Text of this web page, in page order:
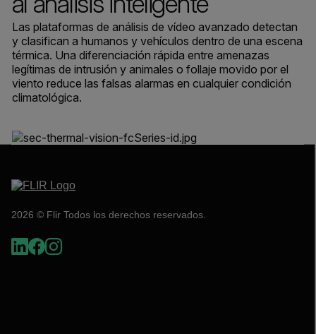
Las plataformas de análisis de vídeo avanzado detectan
y clasifican a humanos y vehículos dentro de una escena
térmica. Una diferenciación rápida entre amenazas
legítimas de intrusión y animales o follaje movido por el
viento reduce las falsas alarmas en cualquier condición
climatológica.
2026 © Flir Todos los derechos reservados.